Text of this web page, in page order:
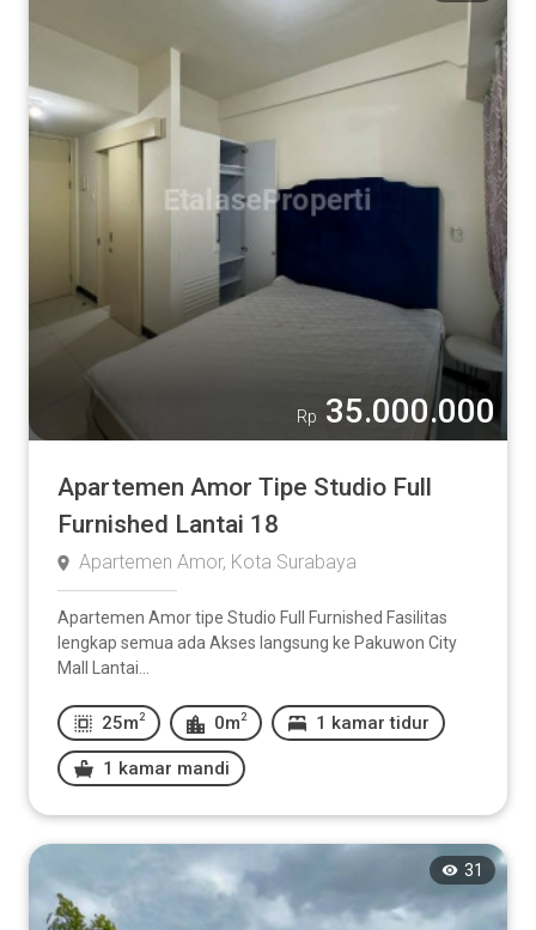
Rp 35.000.000
Apartemen Amor Tipe Studio Full
Furnished Lantai 18
Apartemen Amor, Kota Surabaya
Apartemen Amor tipe Studio Full Furnished Fasilitas
lengkap semua ada Akses langsung ke Pakuwon City
Mall Lantai...
25m 2 0m 2 1 kamar tidur
1 kamar mandi
31